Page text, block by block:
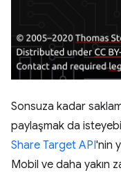
Sonsuza kadar
paylaşmak da
Share Target API'nin
Mobil ve daha yakın